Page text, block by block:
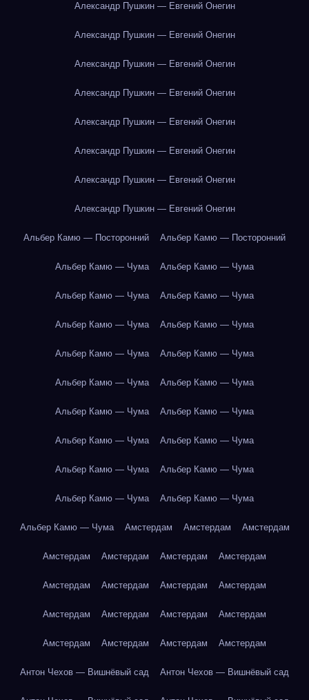
Александр Пушкин — Евгений Онегин
Александр Пушкин — Евгений Онегин
Александр Пушкин — Евгений Онегин
Александр Пушкин — Евгений Онегин
Александр Пушкин — Евгений Онегин
Александр Пушкин — Евгений Онегин
Александр Пушкин — Евгений Онегин
Александр Пушкин — Евгений Онегин
Альбер Камю — Посторонний Альбер Камю — Посторонний
Альбер Камю — Чума Альбер Камю — Чума
Альбер Камю — Чума Альбер Камю — Чума
Альбер Камю — Чума Альбер Камю — Чума
Альбер Камю — Чума Альбер Камю — Чума
Альбер Камю — Чума Альбер Камю — Чума
Альбер Камю — Чума Альбер Камю — Чума
Альбер Камю — Чума Альбер Камю — Чума
Альбер Камю — Чума Альбер Камю — Чума
Альбер Камю — Чума Альбер Камю — Чума
Альбер Камю — Чума Амстердам Амстердам Амстердам
Амстердам Амстердам Амстердам Амстердам
Амстердам Амстердам Амстердам Амстердам
Амстердам Амстердам Амстердам Амстердам
Амстердам Амстердам Амстердам Амстердам
Антон Чехов — Вишнёвый сад Антон Чехов — Вишнёвый сад